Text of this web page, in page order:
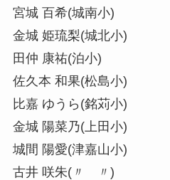
宮城 百希(城南小)
金城 姫琉梨(城北小)
田仲 康祐(泊小)
佐久本 和果(松島小)
比嘉 ゆうら(銘苅小)
金城 陽菜乃(上田小)
城間 陽愛(津嘉山小)
古井 咲朱(〃 〃)